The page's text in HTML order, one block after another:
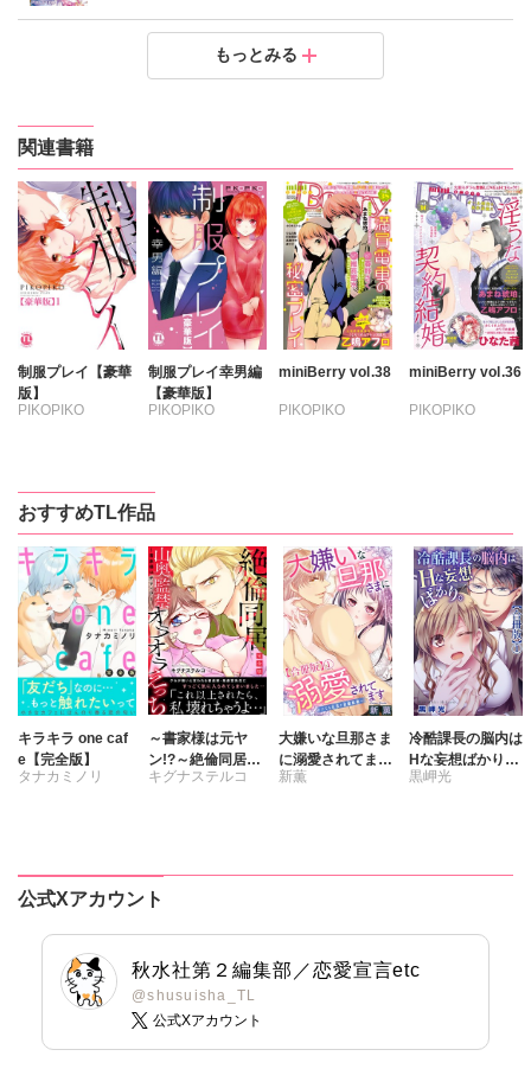
王子と執事の絶対命令３P～婚約者と幼馴染みに鳴かさ
王子と執事の絶対命令３P～婚約者と幼馴染みに鳴かさ
王子と執事の絶対命令３P～婚約者と幼馴染みに鳴かさ
王子と執事の絶対命令３P～婚約者と幼馴染みに鳴かさ
王子と執事の絶対命令３P～婚約者と幼馴染みに鳴かさ
もっとみる
関連書籍
制服プレイ【豪華
版】
PIKOPIKO
制服プレイ幸男編
【豪華版】
PIKOPIKO
miniBerry vol.38
PIKOPIKO
乙鳴アフロ
寿すず 春野さく
日浦亜紀
風雅ゆゆ
miniBerry vol.36
PIKOPIKO
乙鳴アフロ
寿すず 日浦亜紀
おすすめTL作品
キラキラ one caf
e【完全版】
タナカミノリ
～書家様は元ヤ
ン!?～絶倫同居
山奥監禁オラオラ
キグナステルコ
大嫌いな旦那さま
に溺愛されてます
～ドSな社長と政
新薫
冷酷課長の脳内は
Hな妄想ばかり。
【合冊版】
黒岬光
公式Xアカウント
秋水社第２編集部／恋愛宣言etc
@shusuisha_TL
公式Xアカウント